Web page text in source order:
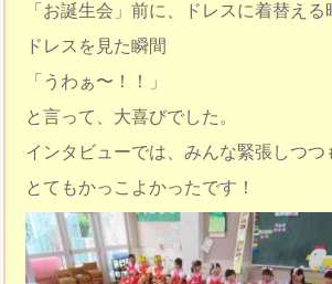
「お誕生会」前に、ドレスに着替える
ドレスを見た瞬間
「うわぁ〜！！」
と言って、大喜びでした。
インタビューでは、みんな緊張しつ
とてもかっこよかったです！